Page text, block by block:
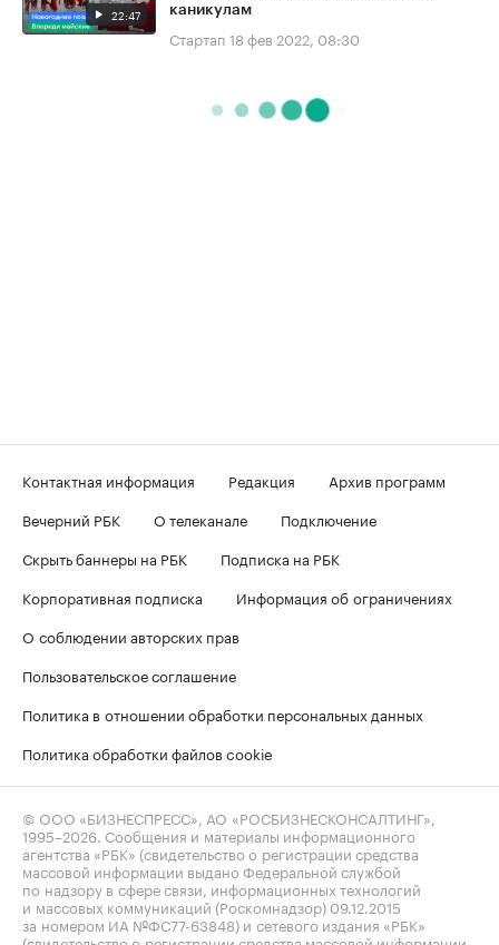
22:47
каникулам
Стартап 18 фев 2022, 08:30
Контактная информация Редакция
Архив программ
Вечерний РБК
О телеканале
Подключение
Скрыть баннеры на РБК
Подписка на РБК
Корпоративная подписка
Информация об ограничениях
О соблюдении авторских прав
Пользовательское соглашение
Политика в отношении обработки персональных данных
Политика обработки файлов cookie
© ООО «БИЗНЕСПРЕСС», АО «РОСБИЗНЕСКОНСАЛТИНГ»,
1995–2026 . Сообщения и материалы информационного
агентства «РБК» (свидетельство о регистрации средства
массовой информации выдано Федеральной службой
по надзору в сфере связи, информационных технологий
и массовых коммуникаций (Роскомнадзор) 09.12.2015
за номером ИА №ФС77-63848) и сетевого издания «РБК»